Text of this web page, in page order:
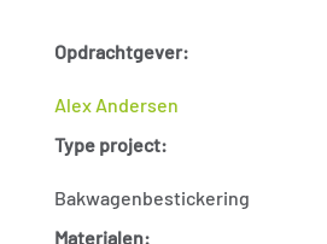
Opdrachtgever:
Alex Andersen
Type project:
Bakwagenbestickering
Materialen: